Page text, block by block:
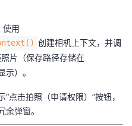
使用
创建相机上下文，并调
片（保存路径存储在
示）。
“点击拍照（申请权限）”按钮，
弹窗。